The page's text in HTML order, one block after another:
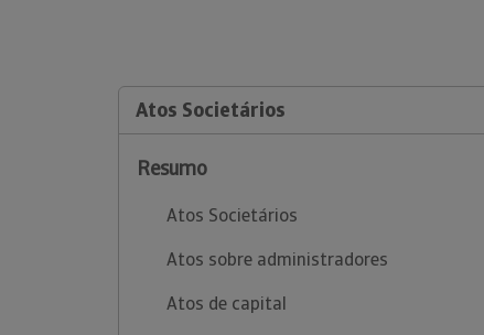
Atos Societários
Resumo
Atos Societários
Atos sobre administradores
Atos de capital